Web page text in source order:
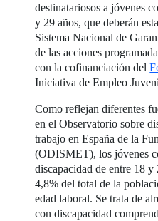
destinatariosos a jóvenes
y 29 años, que deberán
Sistema Nacional de
de las acciones
con la cofinanciación del
Iniciativa de Empleo
Como reflejan diferentes
en el Observatorio sobre
trabajo en España de la
(ODISMET), los jóvenes
discapacidad de entre 18 y
4,8% del total de la
edad laboral. Se trata de
con discapacidad